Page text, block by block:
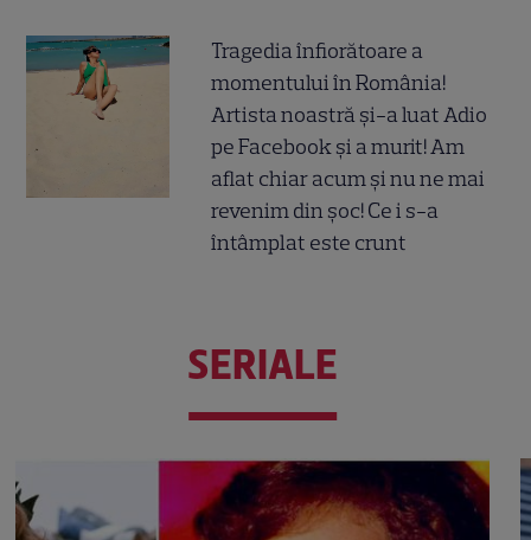
Tragedia înfiorătoare a
momentului în România!
Artista noastră și-a luat Adio
pe Facebook și a murit! Am
aflat chiar acum și nu ne mai
revenim din șoc! Ce i s-a
întâmplat este crunt
SERIALE